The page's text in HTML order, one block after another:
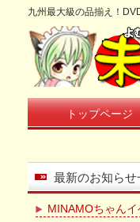
九州最大級の品揃え！
トップページ
最新のお知らせ
MINAMOちゃん